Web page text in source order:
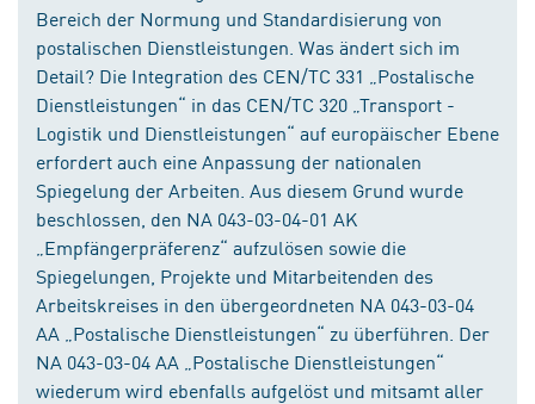
Bereich der Normung und Standardisierung von
postalischen Dienstleistungen. Was ändert sich im
Detail? Die Integration des CEN/TC 331 „Postalische
Dienstleistungen“ in das CEN/TC 320 „Transport -
Logistik und Dienstleistungen“ auf europäischer Ebene
erfordert auch eine Anpassung der nationalen
Spiegelung der Arbeiten. Aus diesem Grund wurde
beschlossen, den NA 043-03-04-01 AK
„Empfängerpräferenz“ aufzulösen sowie die
Spiegelungen, Projekte und Mitarbeitenden des
Arbeitskreises in den übergeordneten NA 043-03-04
AA „Postalische Dienstleistungen“ zu überführen. Der
NA 043-03-04 AA „Postalische Dienstleistungen“
wiederum wird ebenfalls aufgelöst und mitsamt aller